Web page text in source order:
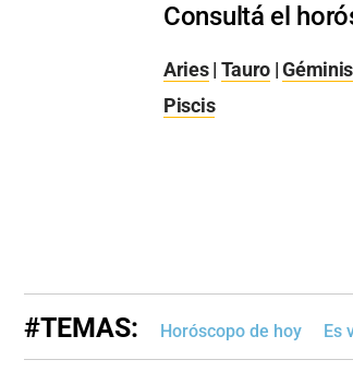
Consultá el
Aries| Tauro |Géminis
Piscis
#TEMAS: Horóscopo de hoy Es